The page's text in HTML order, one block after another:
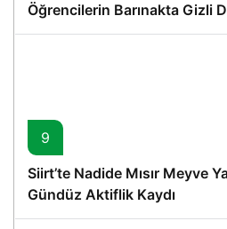
Öğrencilerin Barınakta Gizli
Proje
9
Siirt’te Nadide Mısır Meyve
Gündüz Aktiflik Kaydı